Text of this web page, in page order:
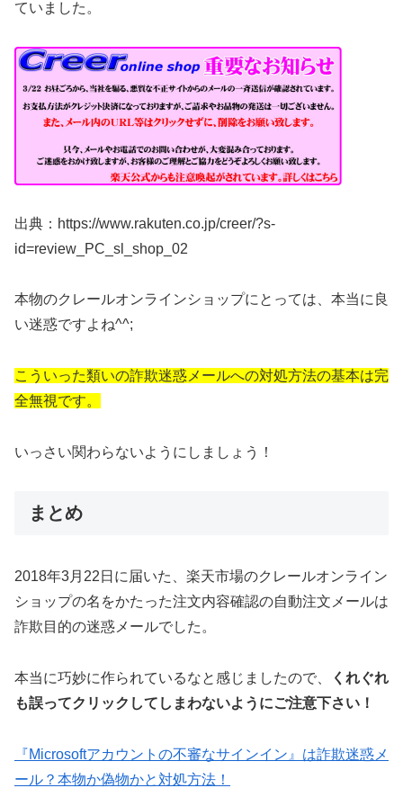
ていました。
出典：https://www.rakuten.co.jp/creer/?s-
id=review_PC_sl_shop_02
本物のクレールオンラインショップにとっては、本当に良
い迷惑ですよね^^;
こういった類いの詐欺迷惑メールへの対処方法の基本は完
全無視です。
いっさい関わらないようにしましょう！
まとめ
2018年3月22日に届いた、楽天市場のクレールオンライン
ショップの名をかたった注文内容確認の自動注文メールは
詐欺目的の迷惑メールでした。
本当に巧妙に作られているなと感じましたので、
くれぐれ
も誤ってクリックしてしまわないようにご注意下さい！
『Microsoftアカウントの不審なサインイン』は詐欺迷惑メ
ール？本物か偽物かと対処方法！